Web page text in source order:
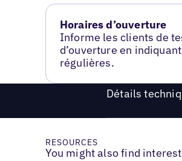
Horaires d’ouverture
Informe les clients de
d’ouverture en
régulières.
Détails
RESOURCES
You might also find